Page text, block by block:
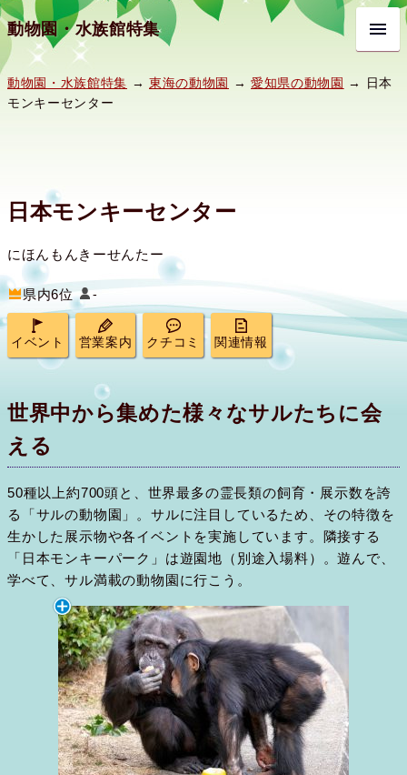
動物園・水族館特集
動物園・水族館特集 → 東海の動物園 → 愛知県の動物園 → 日本
モンキーセンター
日本モンキーセンター
にほんもんきーせんたー
県内6位 -
イベント 営業案内 クチコミ 関連情報
世界中から集めた様々なサルたちに会
える
50種以上約700頭と、世界最多の霊長類の飼育・展示数を誇
る「サルの動物園」。サルに注目しているため、その特徴を
生かした展示物や各イベントを実施しています。隣接する
「日本モンキーパーク」は遊園地（別途入場料）。遊んで、
学べて、サル満載の動物園に行こう。